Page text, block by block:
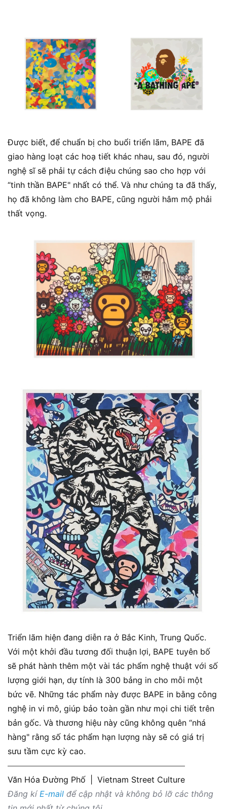
Được biết, để chuẩn bị cho buổi triển lãm, BAPE đã
giao hàng loạt các hoạ tiết khác nhau, sau đó, người
nghệ sĩ sẽ phải tự cách điệu chúng sao cho hợp với
“tinh thần BAPE" nhất có thể. Và như chúng ta đã thấy,
họ đã không làm cho BAPE, cũng người hâm mộ phải
thất vọng.
Triển lãm hiện đang diễn ra ở Bắc Kinh, Trung Quốc.
Với một khởi đầu tương đối thuận lợi, BAPE tuyên bố
sẽ phát hành thêm một vài tác phẩm nghệ thuật với số
lượng giới hạn, dự tính là 300 bảng in cho mỗi một
bức vẽ. Những tác phẩm này được BAPE in bằng công
nghệ in vi mô, giúp bảo toàn gần như mọi chi tiết trên
bản gốc. Và thương hiệu này cũng không quên “nhá
hàng" rằng số tác phẩm hạn lượng này sẽ có giá trị
sưu tầm cực kỳ cao.
Văn Hóa Đường Phố
Vietnam Street Culture
Đăng kíE-mail để cập nhật và không bỏ lỡ các thông